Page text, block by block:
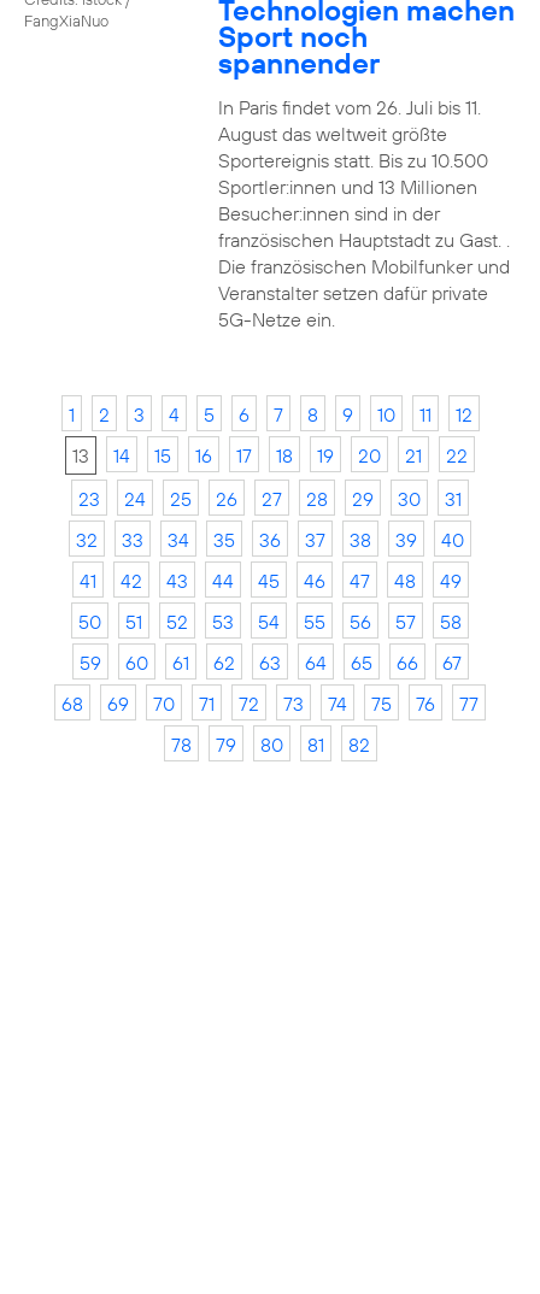
FangXiaNuo
Technologien machen
Sport noch
spannender
In Paris findet vom 26. Juli bis 11.
August das weltweit größte
Sportereignis statt. Bis zu 10.500
Sportler:innen und 13 Millionen
Besucher:innen sind in der
französischen Hauptstadt zu Gast. .
Die französischen Mobilfunker und
Veranstalter setzen dafür private
5G-Netze ein.
1 2 3 4 5 6 7 8 9 10 11
12
13
14 15 16 17 18 19 20 21
22
23
24 25 26 27 28 29 30
31
32
33 34 35 36 37 38 39
40
41
42 43 44 45 46 47 48
49
50
51 52 53 54 55 56 57
58
59
60 61 62 63 64 65 66
67
68
69 70 71 72 73 74 75 76
77
78
79 80 81 82